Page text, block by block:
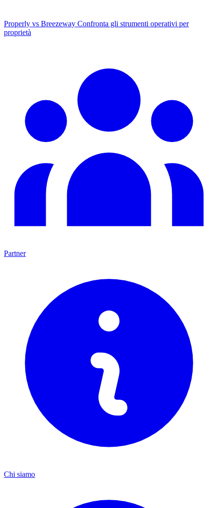
Properly vs Breezeway Confronta gli strumenti operativi per
proprietà
Partner
Chi siamo